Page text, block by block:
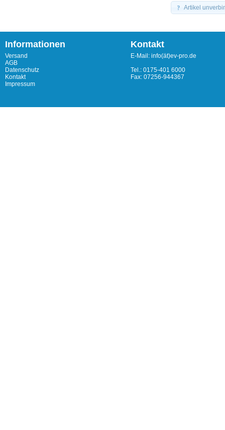
Artikel
Informationen
Versand
AGB
Datenschutz
Kontakt
Impressum
Kontakt
E-Mail: info(ät)ev-pro.de
Tel.: 0175-401 6000
Fax: 07256-944367